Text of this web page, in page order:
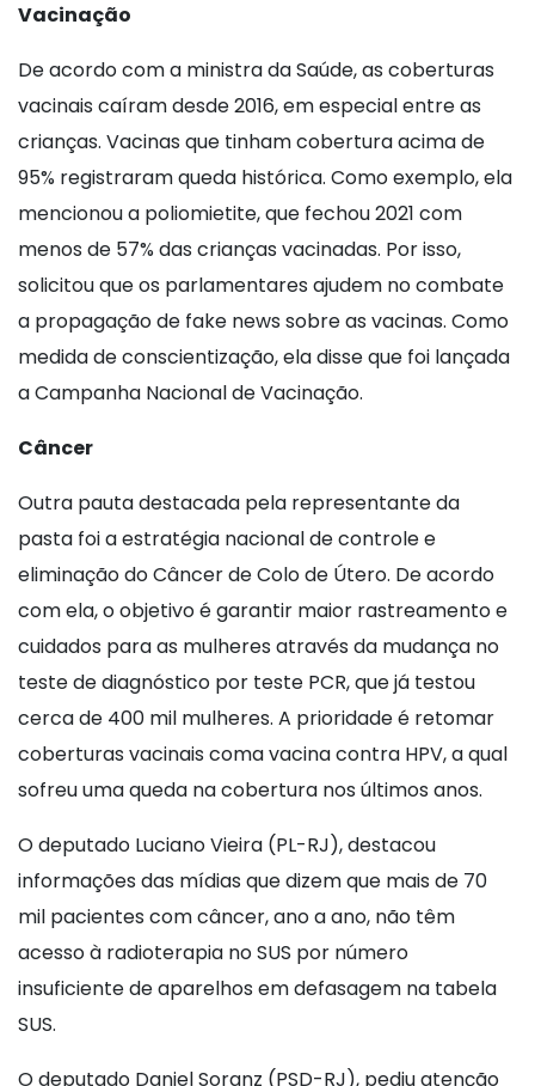
Vacinação
De acordo com a ministra da Saúde, as coberturas
vacinais caíram desde 2016, em especial entre as
crianças. Vacinas que tinham cobertura acima de
95% registraram queda histórica. Como exemplo, ela
mencionou a poliomietite, que fechou 2021 com
menos de 57% das crianças vacinadas. Por isso,
solicitou que os parlamentares ajudem no combate
a propagação de fake news sobre as vacinas. Como
medida de conscientização, ela disse que foi lançada
a Campanha Nacional de Vacinação.
Câncer
Outra pauta destacada pela representante da
pasta foi a estratégia nacional de controle e
eliminação do Câncer de Colo de Útero. De acordo
com ela, o objetivo é garantir maior rastreamento e
cuidados para as mulheres através da mudança no
teste de diagnóstico por teste PCR, que já testou
cerca de 400 mil mulheres. A prioridade é retomar
coberturas vacinais coma vacina contra HPV, a qual
sofreu uma queda na cobertura nos últimos anos.
O deputado Luciano Vieira (PL-RJ), destacou
informações das mídias que dizem que mais de 70
mil pacientes com câncer, ano a ano, não têm
acesso à radioterapia no SUS por número
insuficiente de aparelhos em defasagem na tabela
SUS.
O deputado Daniel Soranz (PSD-RJ), pediu atenção